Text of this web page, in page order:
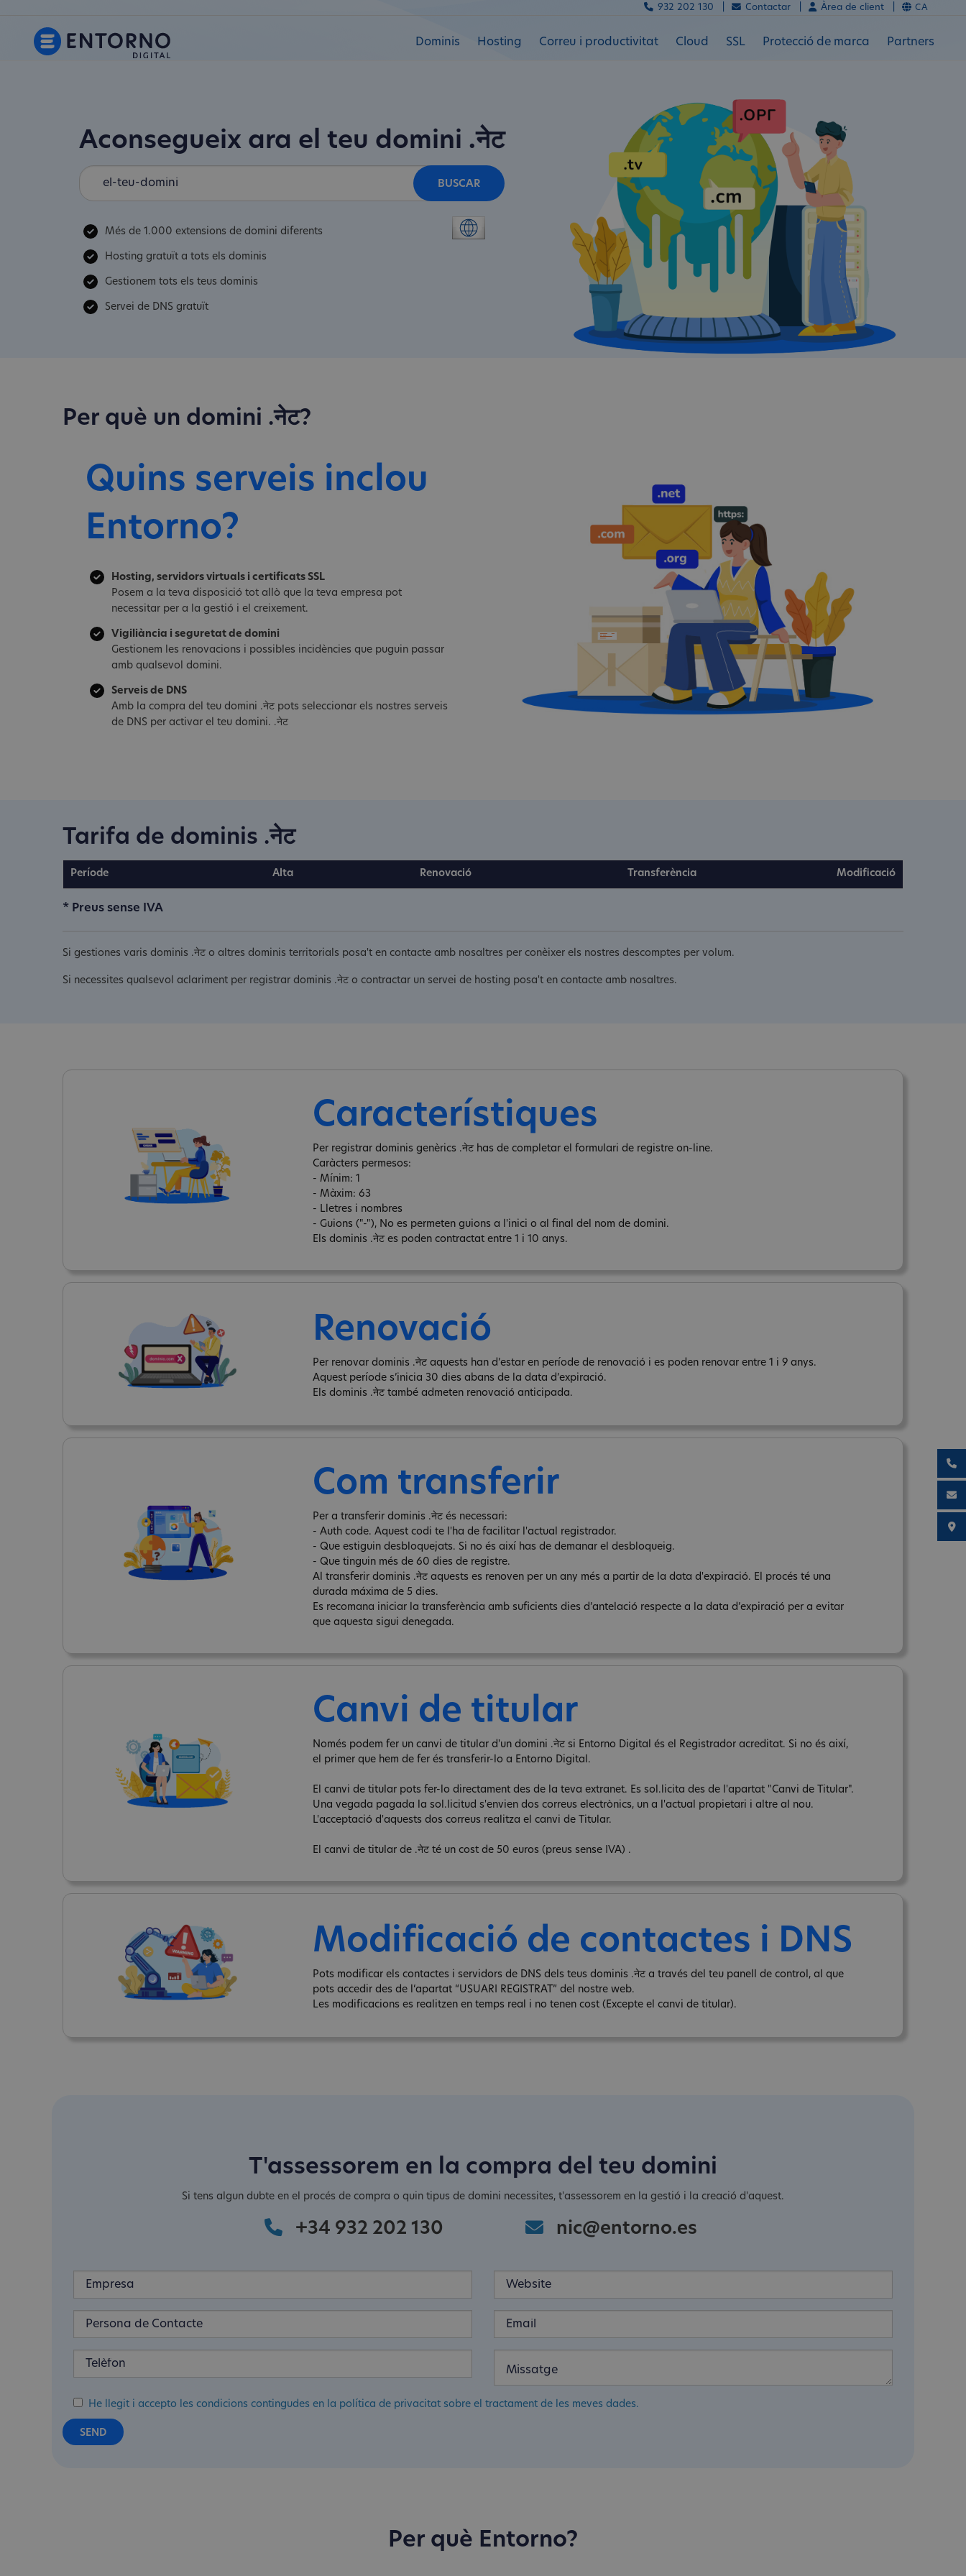
Dominis Hosting Correu i productivitat Cloud SSL Protecció de marca Partners
932 202 130 | Contactar | Àrea de client | CA
Aconsegueix ara el teu domini .नेट
BUSCAR
Més de 1.000 extensions de domini diferents
Hosting gratuït a tots els dominis
Gestionem tots els teus dominis
Servei de DNS gratuït
Per què un domini .नेट?
Quins serveis inclou
Entorno?
Hosting, servidors virtuals i certificats SSL
Posem a la teva disposició tot allò que la teva empresa pot
necessitar per a la gestió i el creixement.
Vigiliància i seguretat de domini
Gestionem les renovacions i possibles incidències que puguin passar
amb qualsevol domini.
Serveis de DNS
Amb la compra del teu domini .नेट pots seleccionar els nostres serveis
de DNS per activar el teu domini. .नेट
Tarifa de dominis .नेट
Període Alta Renovació Transferència Modificació
* Preus sense IVA
Si gestiones varis dominis .नेट o altres dominis territorials posa't en contacte amb nosaltres per conèixer els nostres descomptes per volum.
Si necessites qualsevol aclariment per registrar dominis .नेट o contractar un servei de hosting posa't en contacte amb nosaltres.
Característiques
Per registrar dominis genèrics .नेट has de completar el formulari de registre on-line.
Caràcters permesos:
- Mínim: 1
- Màxim: 63
- Lletres i nombres
- Guions ("-"), No es permeten guions a l'inici o al final del nom de domini.
Els dominis .नेट es poden contractat entre 1 i 10 anys.
Renovació
Per renovar dominis .नेट aquests han d’estar en període de renovació i es poden renovar entre 1 i 9 anys.
Aquest període s’inicia 30 dies abans de la data d’expiració.
Els dominis .नेट també admeten renovació anticipada.
Com transferir
Per a transferir dominis .नेट és necessari:
- Auth code. Aquest codi te l'ha de facilitar l'actual registrador.
- Que estiguin desbloquejats. Si no és així has de demanar el desbloqueig.
- Que tinguin més de 60 dies de registre.
Al transferir dominis .नेट aquests es renoven per un any més a partir de la data d'expiració. El procés té una
durada máxima de 5 dies.
Es recomana iniciar la transferència amb suficients dies d’antelació respecte a la data d’expiració per a evitar
que aquesta sigui denegada.
Canvi de titular
Només podem fer un canvi de titular d'un domini .नेट si Entorno Digital és el Registrador acreditat. Si no és així,
el primer que hem de fer és transferir-lo a Entorno Digital.
El canvi de titular pots fer-lo directament des de la teva extranet. Es sol.licita des de l'apartat "Canvi de Titular".
Una vegada pagada la sol.licitud s'envien dos correus electrònics, un a l'actual propietari i altre al nou.
L'acceptació d'aquests dos correus realitza el canvi de Titular.
El canvi de titular de .नेट té un cost de 50 euros (preus sense IVA) .
Modificació de contactes i DNS
Pots modificar els contactes i servidors de DNS dels teus dominis .नेट a través del teu panell de control, al que
pots accedir des de l‘apartat “USUARI REGISTRAT” del nostre web.
Les modificacions es realitzen en temps real i no tenen cost (Excepte el canvi de titular).
T'assessorem en la compra del teu domini
Si tens algun dubte en el procés de compra o quin tipus de domini necessites, t'assessorem en la gestió i la creació d'aquest.
+34 932 202 130 nic@entorno.es
He llegit i accepto les condicions contingudes en la política de privacitat sobre el tractament de les meves dades.
Per què Entorno?